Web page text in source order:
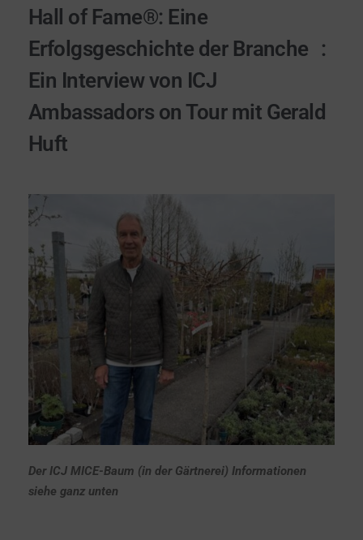
Hall of Fame®: Eine
Erfolgsgeschichte der Branche :
Ein Interview von ICJ
Ambassadors on Tour mit Gerald
Huft
Der ICJ MICE-Baum (in der Gärtnerei) Informationen
siehe ganz unten